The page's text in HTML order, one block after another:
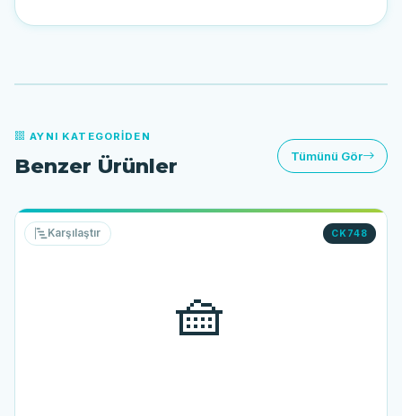
AYNI KATEGORIDEN
Benzer Ürünler Tümünü Gör
🧺
CK748
Karşılaştır